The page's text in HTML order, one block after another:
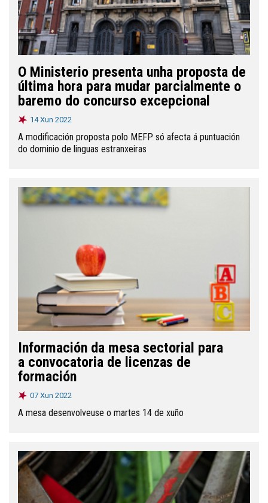
O Ministerio presenta unha proposta de
última hora para mudar parcialmente o
baremo do concurso excepcional
14 Xun 2022
A modificación proposta polo MEFP só afecta á puntuación
do dominio de linguas estranxeiras
Información da mesa sectorial para
a convocatoria de licenzas de
formación
07 Xun 2022
A mesa desenvolveuse o martes 14 de xuño